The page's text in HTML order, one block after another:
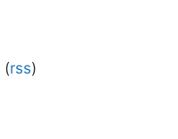
(rss)